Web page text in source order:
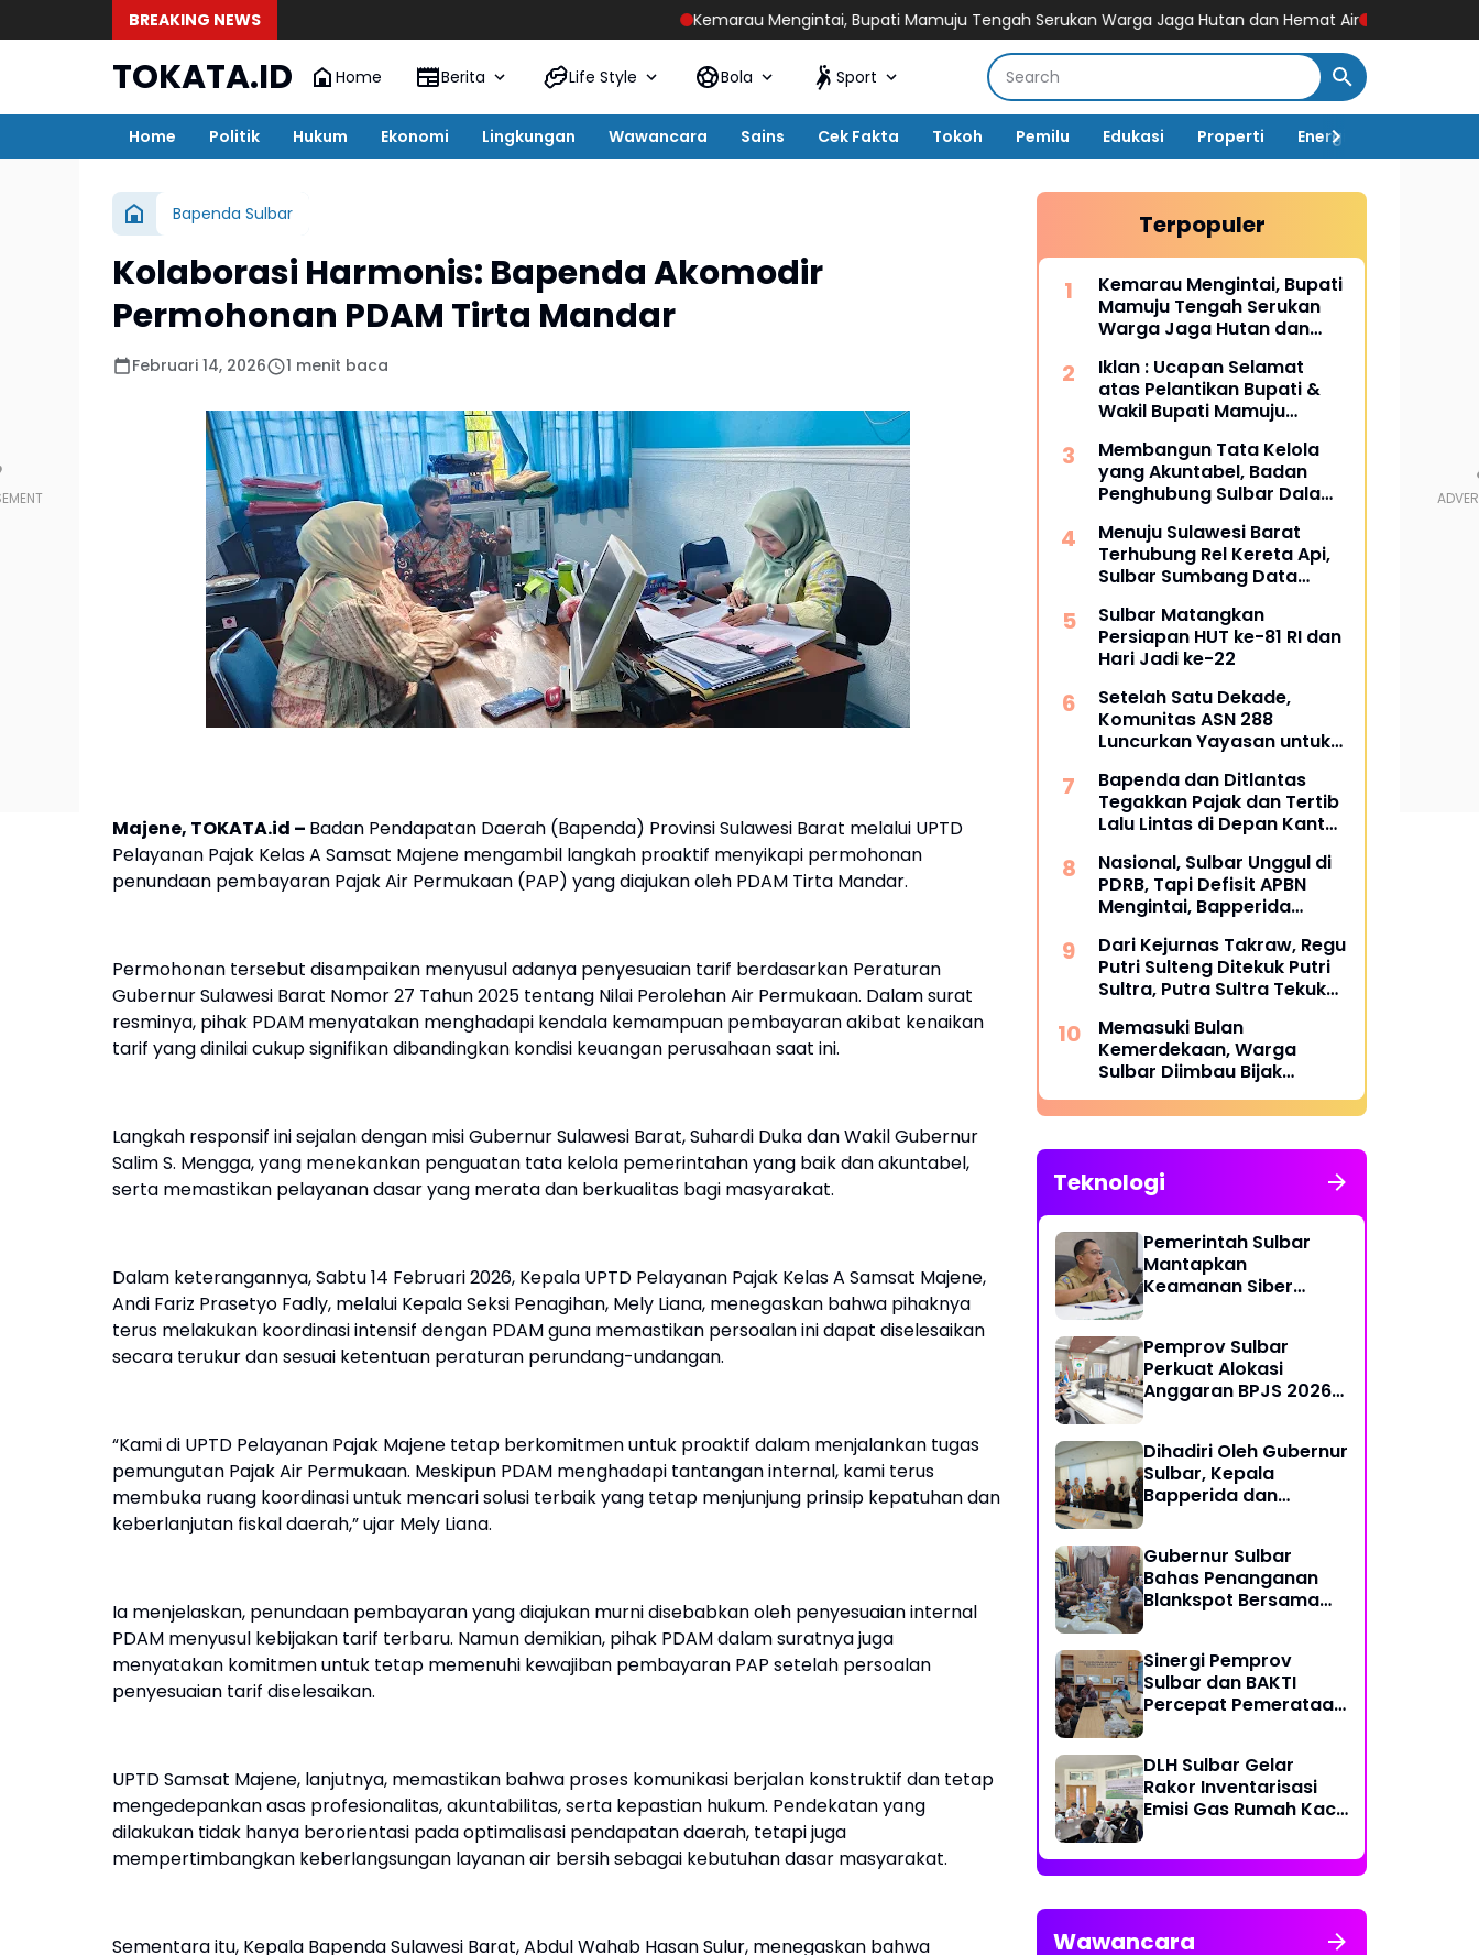
BREAKING NEWS Kemarau Mengintai, Bupati Mamuju Tengah Serukan Warga Jaga Hutan dan Hemat Air Menjaga Denyut
TOKATA.ID Home Berita Life Style Bola Sport
Home Politik Hukum Ekonomi Lingkungan Wawancara Sains Cek Fakta Tokoh Pemilu Edukasi Properti Energi
Bapenda Sulbar
Kolaborasi Harmonis: Bapenda Akomodir
Permohonan PDAM Tirta Mandar
Februari 14, 2026 1 menit baca
Majene, TOKATA.id – Badan Pendapatan Daerah (Bapenda) Provinsi Sulawesi Barat melalui UPTD
Pelayanan Pajak Kelas A Samsat Majene mengambil langkah proaktif menyikapi permohonan
penundaan pembayaran Pajak Air Permukaan (PAP) yang diajukan oleh PDAM Tirta Mandar.
Permohonan tersebut disampaikan menyusul adanya penyesuaian tarif berdasarkan Peraturan
Gubernur Sulawesi Barat Nomor 27 Tahun 2025 tentang Nilai Perolehan Air Permukaan. Dalam surat
resminya, pihak PDAM menyatakan menghadapi kendala kemampuan pembayaran akibat kenaikan
tarif yang dinilai cukup signifikan dibandingkan kondisi keuangan perusahaan saat ini.
Langkah responsif ini sejalan dengan misi Gubernur Sulawesi Barat, Suhardi Duka dan Wakil Gubernur
Salim S. Mengga, yang menekankan penguatan tata kelola pemerintahan yang baik dan akuntabel,
serta memastikan pelayanan dasar yang merata dan berkualitas bagi masyarakat.
Dalam keterangannya, Sabtu 14 Februari 2026, Kepala UPTD Pelayanan Pajak Kelas A Samsat Majene,
Andi Fariz Prasetyo Fadly, melalui Kepala Seksi Penagihan, Mely Liana, menegaskan bahwa pihaknya
terus melakukan koordinasi intensif dengan PDAM guna memastikan persoalan ini dapat diselesaikan
secara terukur dan sesuai ketentuan peraturan perundang-undangan.
“Kami di UPTD Pelayanan Pajak Majene tetap berkomitmen untuk proaktif dalam menjalankan tugas
pemungutan Pajak Air Permukaan. Meskipun PDAM menghadapi tantangan internal, kami terus
membuka ruang koordinasi untuk mencari solusi terbaik yang tetap menjunjung prinsip kepatuhan dan
keberlanjutan fiskal daerah,” ujar Mely Liana.
Ia menjelaskan, penundaan pembayaran yang diajukan murni disebabkan oleh penyesuaian internal
PDAM menyusul kebijakan tarif terbaru. Namun demikian, pihak PDAM dalam suratnya juga
menyatakan komitmen untuk tetap memenuhi kewajiban pembayaran PAP setelah persoalan
penyesuaian tarif diselesaikan.
UPTD Samsat Majene, lanjutnya, memastikan bahwa proses komunikasi berjalan konstruktif dan tetap
mengedepankan asas profesionalitas, akuntabilitas, serta kepastian hukum. Pendekatan yang
dilakukan tidak hanya berorientasi pada optimalisasi pendapatan daerah, tetapi juga
mempertimbangkan keberlangsungan layanan air bersih sebagai kebutuhan dasar masyarakat.
Sementara itu, Kepala Bapenda Sulawesi Barat, Abdul Wahab Hasan Sulur, menegaskan bahwa
Terpopuler
Kemarau Mengintai, Bupati
Mamuju Tengah Serukan
Warga Jaga Hutan dan
Iklan : Ucapan Selamat
atas Pelantikan Bupati &
Wakil Bupati Mamuju
Membangun Tata Kelola
yang Akuntabel, Badan
Penghubung Sulbar Dalami
Jasa
Menuju Sulawesi Barat
Terhubung Rel Kereta Api,
Sulbar Sumbang Data
Sulbar Matangkan
Persiapan HUT ke-81 RI dan
Hari Jadi ke-22
Setelah Satu Dekade,
Komunitas ASN 288
Luncurkan Yayasan untuk
Kesehatan
Bapenda dan Ditlantas
Tegakkan Pajak dan Tertib
Lalu Lintas di Depan Kantor
Nasional, Sulbar Unggul di
PDRB, Tapi Defisit APBN
Mengintai, Bapperida
Dari Kejurnas Takraw, Regu
Putri Sulteng Ditekuk Putri
Sultra, Putra Sultra Tekuk
Memasuki Bulan
Kemerdekaan, Warga
Sulbar Diimbau Bijak
Menyaring Informasi Digital
Teknologi
Pemerintah Sulbar
Mantapkan
Keamanan Siber
Enam Kabupaten
Pemprov Sulbar
Perkuat Alokasi
Anggaran BPJS 2026
Dihadiri Oleh Gubernur
Sulbar, Kepala
Bapperida dan
Titik Akses Internet
Gubernur Sulbar
Bahas Penanganan
Blankspot Bersama
Sinergi Pemprov
Sulbar dan BAKTI
Percepat Pemerataan
DLH Sulbar Gelar
Rakor Inventarisasi
Emisi Gas Rumah Kaca
Wawancara